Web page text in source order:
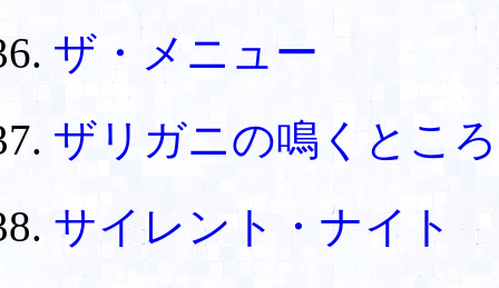
ザ・メニュー
ザリガニの鳴くと
サイレント・ナイト